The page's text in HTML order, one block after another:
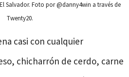
Salvador. Foto por @danny4win a través de
Twenty20.
casi con cualquier
chicharrón de cerdo, carne